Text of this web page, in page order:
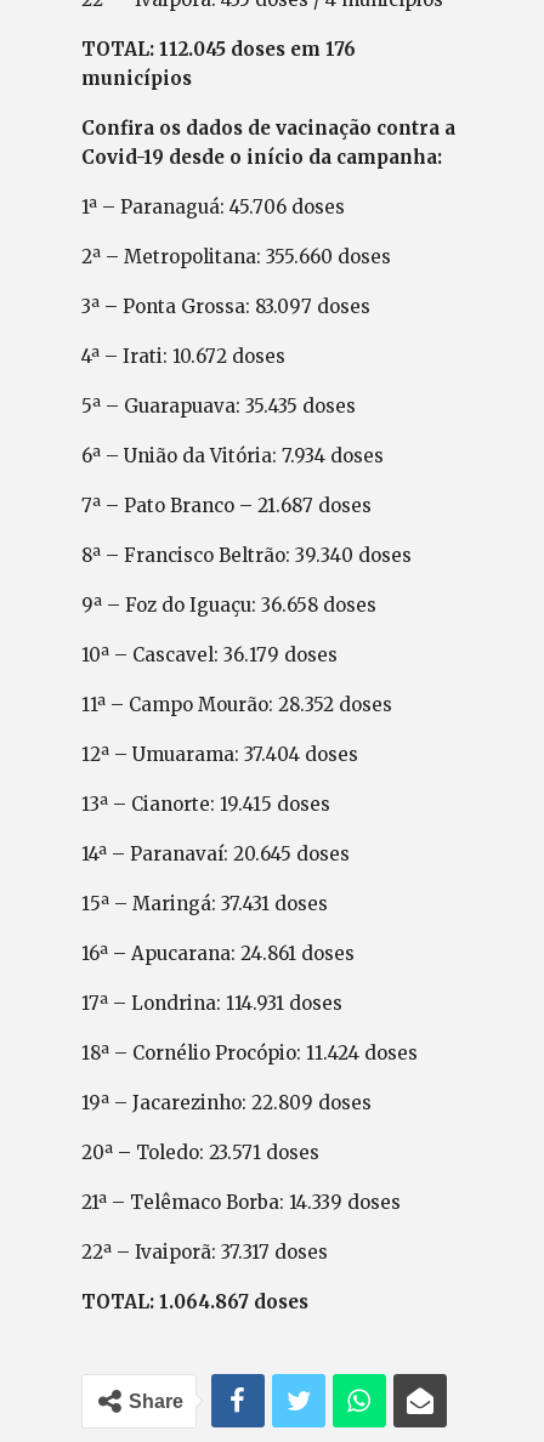
TOTAL: 112.045 doses em 176
municípios
Confira os dados de vacinação contra a
Covid-19 desde o início da campanha:
1ª – Paranaguá: 45.706 doses
2ª – Metropolitana: 355.660 doses
3ª – Ponta Grossa: 83.097 doses
4ª – Irati: 10.672 doses
5ª – Guarapuava: 35.435 doses
6ª – União da Vitória: 7.934 doses
7ª – Pato Branco – 21.687 doses
8ª – Francisco Beltrão: 39.340 doses
9ª – Foz do Iguaçu: 36.658 doses
10ª – Cascavel: 36.179 doses
11ª – Campo Mourão: 28.352 doses
12ª – Umuarama: 37.404 doses
13ª – Cianorte: 19.415 doses
14ª – Paranavaí: 20.645 doses
15ª – Maringá: 37.431 doses
16ª – Apucarana: 24.861 doses
17ª – Londrina: 114.931 doses
18ª – Cornélio Procópio: 11.424 doses
19ª – Jacarezinho: 22.809 doses
20ª – Toledo: 23.571 doses
21ª – Telêmaco Borba: 14.339 doses
22ª – Ivaiporã: 37.317 doses
TOTAL: 1.064.867 doses
Share